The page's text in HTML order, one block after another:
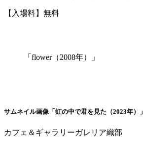
【入場料】無料
「flower（2008年）」
サムネイル画像「虹の中で君を見た（2023年）」
カフェ＆ギャラリーガレリア織部